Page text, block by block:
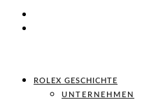
ROLEX GESCHICHTE
UNTERNEHMEN